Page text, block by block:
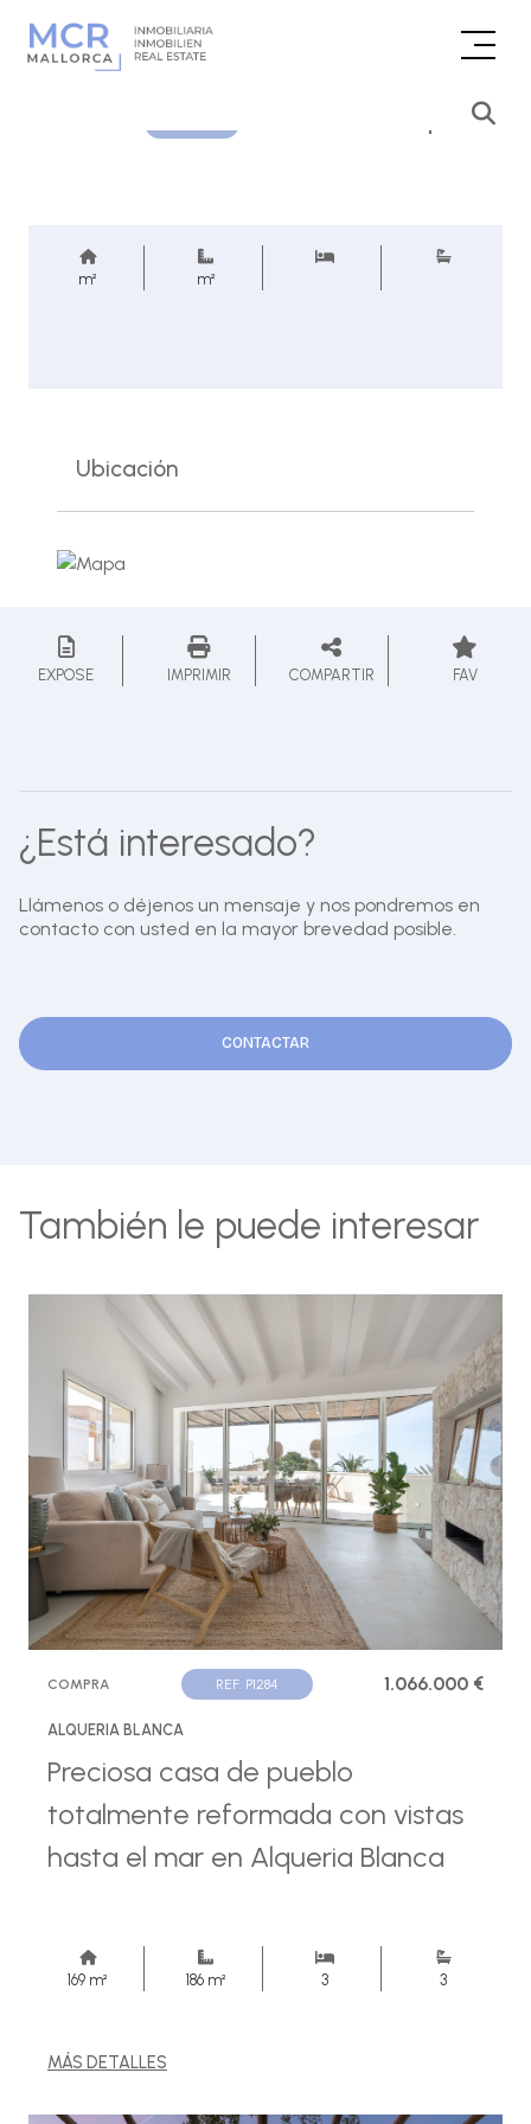
Consultar precio
m² m²
Ubicación
EXPOSE IMPRIMIR COMPARTIR FAV
¿Está interesado?
Llámenos o déjenos un mensaje y nos pondremos en
contacto con usted en la mayor brevedad posible.
CONTACTAR
También le puede interesar
COMPRA REF. P1284 1.066.000 €
ALQUERIA BLANCA
Preciosa casa de pueblo
totalmente reformada con vistas
hasta el mar en Alqueria Blanca
169 m² 186 m² 3 3
MÁS DETALLES